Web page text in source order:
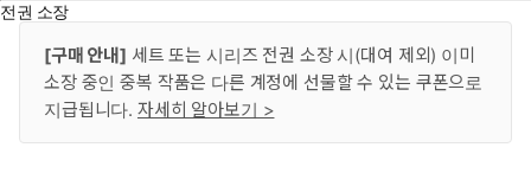
전권 소장
[구매 안내] 세트 또는 시리즈 전권 소장 시(대여 제외) 이미
소장 중인 중복 작품은 다른 계정에 선물할 수 있는 쿠폰으로
지급됩니다. 자세히 알아보기 >